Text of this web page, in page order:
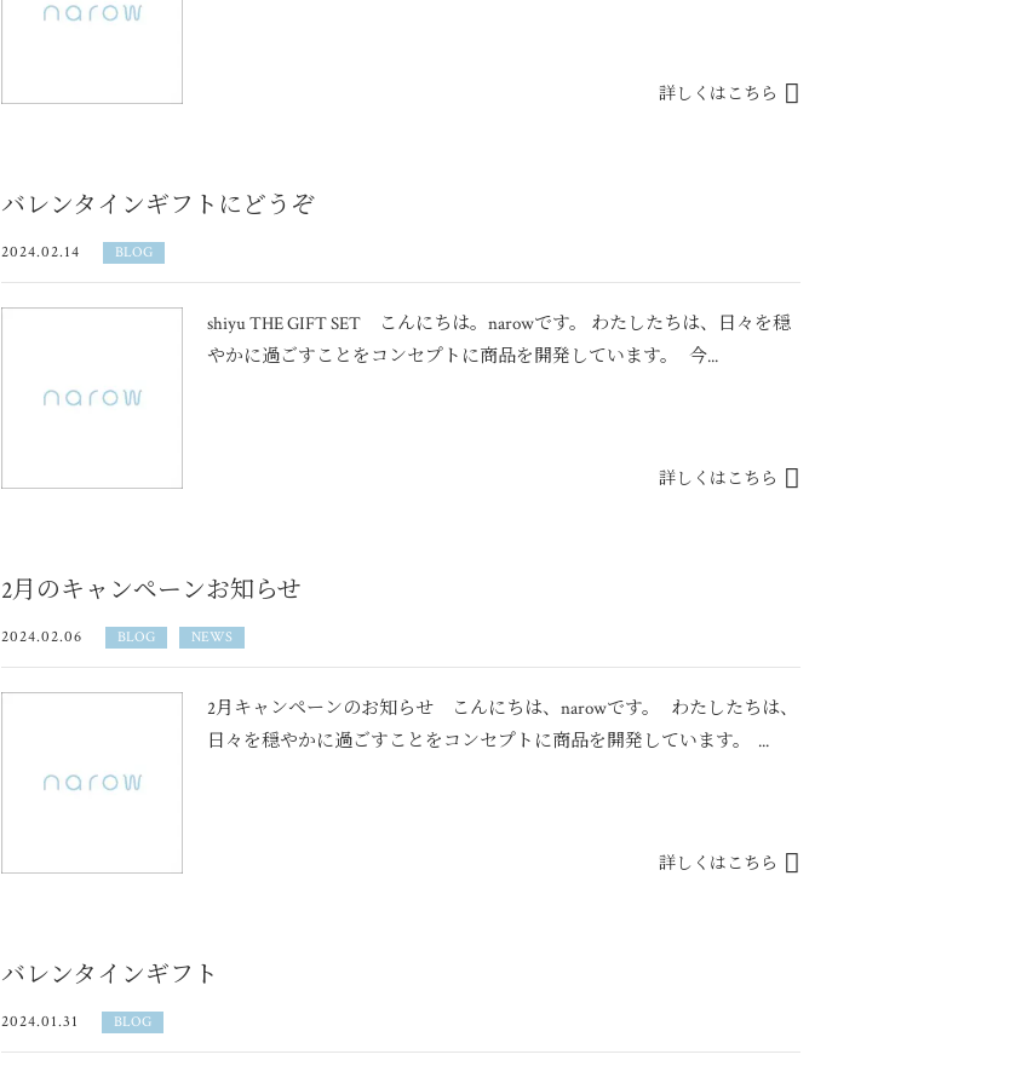
詳しくはこちら
バレンタインギフトにどうぞ
2024.02.14 BLOG
shiyu THE GIFT SET こんにちは。narowです。 わたしたちは、日々を穏
やかに過ごすことをコンセプトに商品を開発しています。 今...
詳しくはこちら
2月のキャンペーンお知らせ
2024.02.06 BLOG NEWS
2月キャンペーンのお知らせ こんにちは、narowです。 わたしたちは、
日々を穏やかに過ごすことをコンセプトに商品を開発しています。 ...
詳しくはこちら
バレンタインギフト
2024.01.31 BLOG